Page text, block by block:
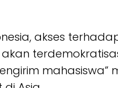
akses
mahasiswa”